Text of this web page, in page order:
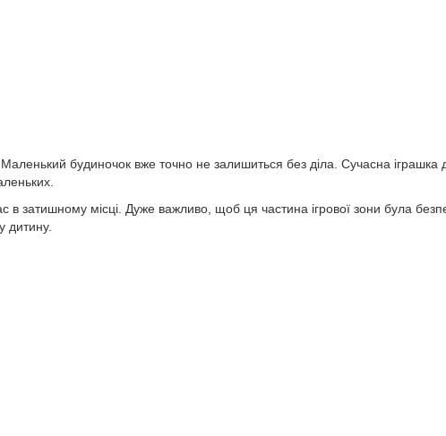
будиночок вже точно не залишиться без діла. Сучасна іграшка
в затишному місці. Дуже важливо, щоб ця частина ігрової зони була
дитину.